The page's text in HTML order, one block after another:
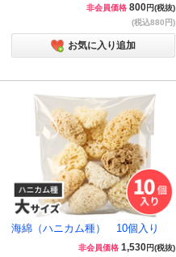
非会員価格 800円(税抜)
(税込880円)
お気に入り追加
海綿（ハニカム種） 10個入り
非会員価格 1,530円(税抜)